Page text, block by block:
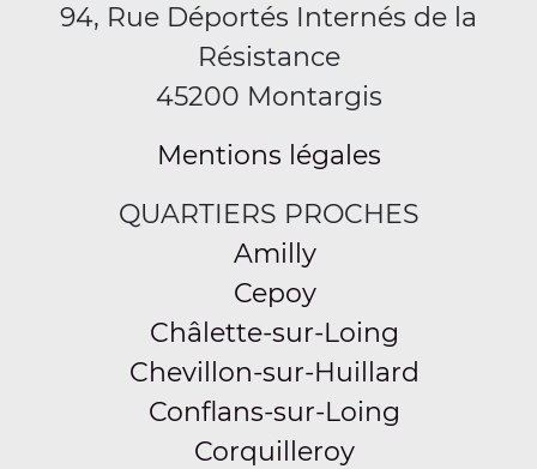
94, Rue Déportés Internés de la
Résistance
45200 Montargis
Mentions légales
QUARTIERS PROCHES
Amilly
Cepoy
Châlette-sur-Loing
Chevillon-sur-Huillard
Conflans-sur-Loing
Corquilleroy